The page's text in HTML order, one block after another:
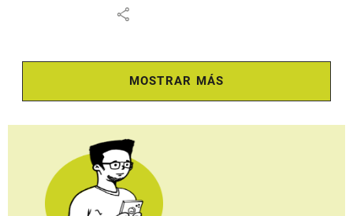
share
MOSTRAR MÁS